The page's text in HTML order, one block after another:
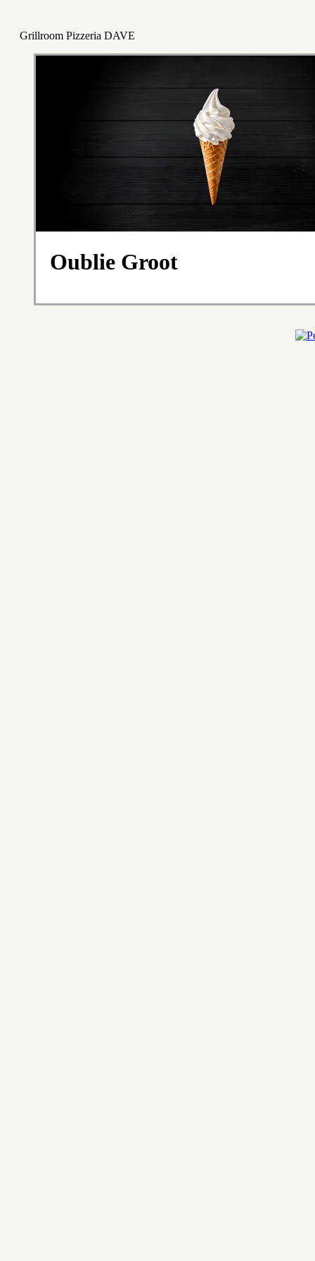
Grillroom Pizzeria DAVE
Oublie Groot